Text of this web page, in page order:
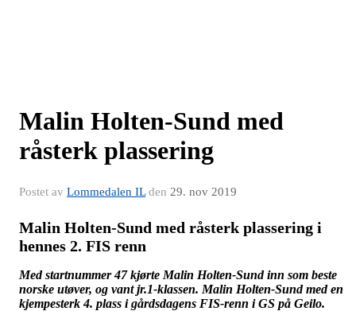
Malin Holten-Sund med
råsterk plassering
Postet av Lommedalen ILden 29. nov 2019
Malin Holten-Sund med råsterk plassering i
hennes 2. FIS renn
Med startnummer 47 kjørte Malin Holten-Sund inn som beste
norske utøver, og vant jr.1-klassen. Malin Holten-Sund med en
kjempesterk 4. plass i gårdsdagens FIS-renn i GS på Geilo.